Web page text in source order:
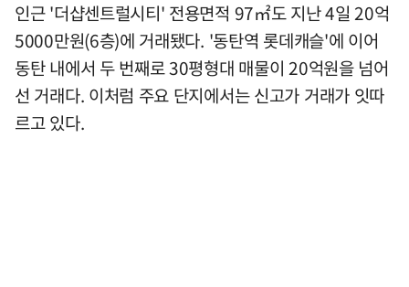
인근 '더샵센트럴시티' 전용면적 97㎡도 지난 4일 20억
5000만원(6층)에 거래됐다. '동탄역 롯데캐슬'에 이어
동탄 내에서 두 번째로 30평형대 매물이 20억원을 넘어
선 거래다. 이처럼 주요 단지에서는 신고가 거래가 잇따
르고 있다.